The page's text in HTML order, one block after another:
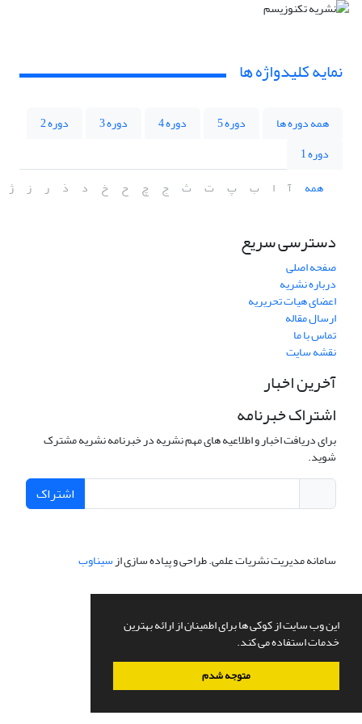
این وب سایت از کوکی ها برای اطمینان از ارائه بهترین
خدمات استفاده می کند.
متوجه شدم
نمایه کلیدواژه ها
همه دوره ها دوره 5 دوره 4 دوره 3
دوره 2
دوره 1
همه
آ ا ب پ ت ث ج چ ح خ د ذ ر ز ژ
دسترسی سریع
صفحه اصلی
درباره نشریه
اعضای هیات تحریریه
ارسال مقاله
تماس با ما
نقشه سایت
آخرین اخبار
اشتراک خبرنامه
برای دریافت اخبار و اطلاعیه های مهم نشریه در خبرنامه نشریه مشترک
شوید.
اشتراک
سامانه مدیریت نشریات علمی.طراحی و پیاده سازی ازسیناوب